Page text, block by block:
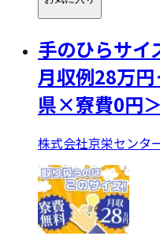
手のひらサイ
月収例28万
県×寮費0円＞
株式会社京栄センタ